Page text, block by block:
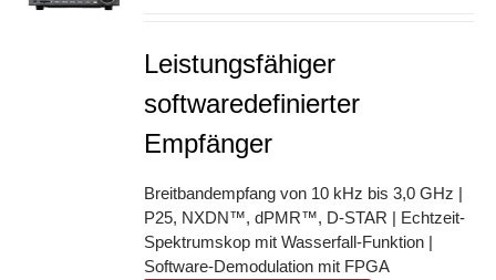
Leistungsfähiger
softwaredefinierter
Empfänger
Breitbandempfang von 10 kHz bis 3,0 GHz |
P25, NXDN™, dPMR™, D-STAR | Echtzeit-
Spektrumskop mit Wasserfall-Funktion |
Software-Demodulation mit FPGA